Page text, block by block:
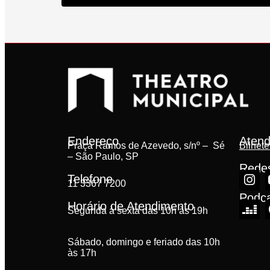
Endereço
Praça Ramos de Azevedo, s/nº – Sé
– São Paulo, SP
Telefone
11 3367 7200
Horário de Atendimento
Segunda à sexta das 10h às 19h
Sábado, domingo e feriado das 10h
às 17h